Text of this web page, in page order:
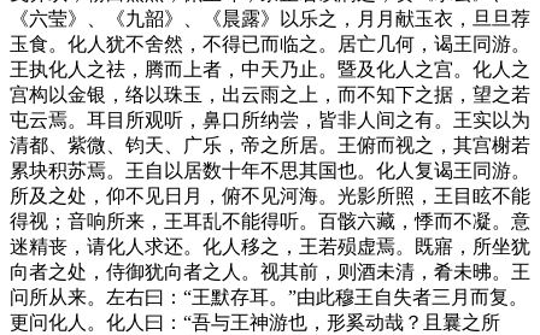
《六莹》、《九韶》、《晨露》以乐之，月月献玉衣，旦旦荐
玉食。化人犹不舍然，不得已而临之。居亡几何，谒王同游。
王执化人之祛，腾而上者，中天乃止。暨及化人之宫。化人之
宫构以金银，络以珠玉，出云雨之上，而不知下之据，望之若
屯云焉。耳目所观听，鼻口所纳尝，皆非人间之有。王实以为
清都、紫微、钧天、广乐，帝之所居。王俯而视之，其宫榭若
累块积苏焉。王自以居数十年不思其国也。化人复谒王同游。
所及之处，仰不见日月，俯不见河海。光影所照，王目眩不能
得视；音响所来，王耳乱不能得听。百骸六藏，悸而不凝。意
迷精丧，请化人求还。化人移之，王若殒虚焉。既寤，所坐犹
向者之处，侍御犹向者之人。视其前，则酒未清，肴未昲。王
问所从来。左右曰：“王默存耳。”由此穆王自失者三月而复。
更问化人。化人曰：“吾与王神游也，形奚动哉？且曩之所